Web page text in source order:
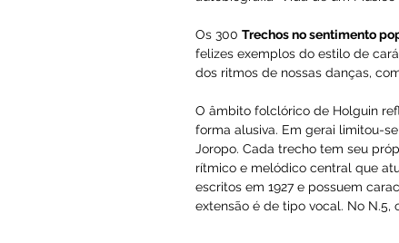
Nasceu em Bogotá
estudos de violino com A.
Bruxelas com César
que ocupou até 1935,
Sinfônica Nacional de
Grande é o número de
concertos para solista e
quintetos para cordas, 3